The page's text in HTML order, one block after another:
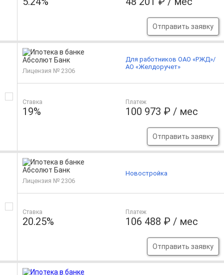
Отправить заявку
Лицензия № 2306
Ставка
19%
Платеж
100 973 ₽ / мес
Отправить заявку
Для работников ОАО «РЖД»/
АО «Желдоручет»
Лицензия № 2306
Ставка
20.25%
Платеж
106 488 ₽ / мес
Отправить заявку
Новостройка